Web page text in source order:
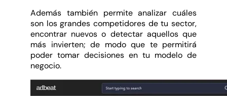
Además también permite analizar cuáles
son los grandes competidores de tu sector,
encontrar nuevos o detectar aquellos que
más invierten; de modo que te permitirá
poder tomar decisiones en tu modelo de
negocio.